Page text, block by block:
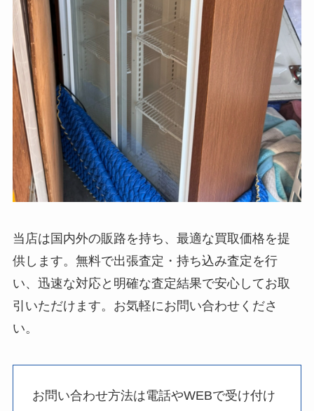
当店は国内外の販路を持ち、最適な買取価格を提
供します。無料で出張査定・持ち込み査定を行
い、迅速な対応と明確な査定結果で安心してお取
引いただけます。お気軽にお問い合わせくださ
い。
お問い合わせ方法は電話やWEBで受け付け